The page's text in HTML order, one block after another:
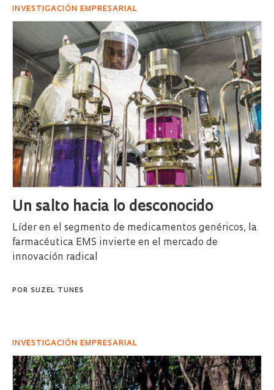
INVESTIGACIÓN EMPRESARIAL
Un salto hacia lo desconocido
Líder en el segmento de medicamentos genéricos, la
farmacéutica EMS invierte en el mercado de
innovación radical
POR SUZEL TUNES
INVESTIGACIÓN EMPRESARIAL